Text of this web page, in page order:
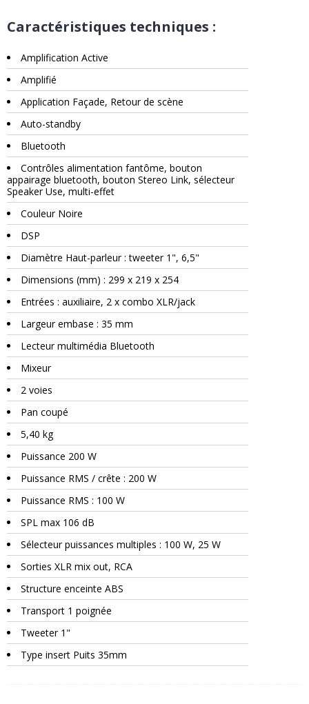
Caractéristiques techniques :
Amplification Active
Amplifié
Application Façade, Retour de scène
Auto-standby
Bluetooth
Contrôles alimentation fantôme, bouton
appairage bluetooth, bouton Stereo Link, sélecteur
Speaker Use, multi-effet
Couleur Noire
DSP
Diamètre Haut-parleur : tweeter 1", 6,5"
Dimensions (mm) : 299 x 219 x 254
Entrées : auxiliaire, 2 x combo XLR/jack
Largeur embase : 35 mm
Lecteur multimédia Bluetooth
Mixeur
2 voies
Pan coupé
5,40 kg
Puissance 200 W
Puissance RMS / crête : 200 W
Puissance RMS : 100 W
SPL max 106 dB
Sélecteur puissances multiples : 100 W, 25 W
Sorties XLR mix out, RCA
Structure enceinte ABS
Transport 1 poignée
Tweeter 1"
Type insert Puits 35mm